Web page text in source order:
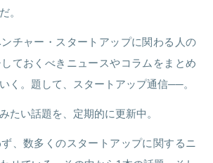
。
チャー・スタートアップに関わる人の
ておくべきニュースやコラムをまとめ
く。題して、スタートアップ通信──。
たい話題を、定期的に更新中。
、数多くのスタートアップに関するニ